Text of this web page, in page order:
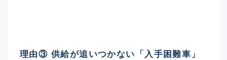
理由③ 供給が追いつかない「入手困難車」